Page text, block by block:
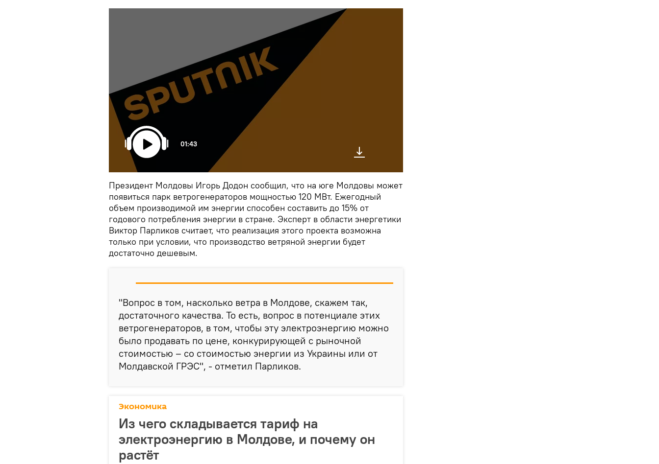
01:43
Президент Молдовы Игорь Додон сообщил, что на юге Молдовы может
появиться парк ветрогенераторов мощностью 120 МВт. Ежегодный
объем производимой им энергии способен составить до 15% от
годового потребления энергии в стране. Эксперт в области энергетики
Виктор Парликов считает, что реализация этого проекта возможна
только при условии, что производство ветряной энергии будет
достаточно дешевым.
"Вопрос в том, насколько ветра в Молдове, скажем так,
достаточного качества. То есть, вопрос в потенциале этих
ветрогенераторов, в том, чтобы эту электроэнергию можно
было продавать по цене, конкурирующей с рыночной
стоимостью – со стоимостью энергии из Украины или от
Молдавской ГРЭС", - отметил Парликов.
Экономика
Из чего складывается тариф на
электроэнергию в Молдове, и почему он
растёт